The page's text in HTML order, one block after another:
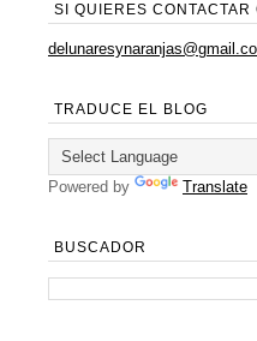
SI QUIERES CONTACTAR
TRADUCE EL BLOG
Powered by Translate
BUSCADOR